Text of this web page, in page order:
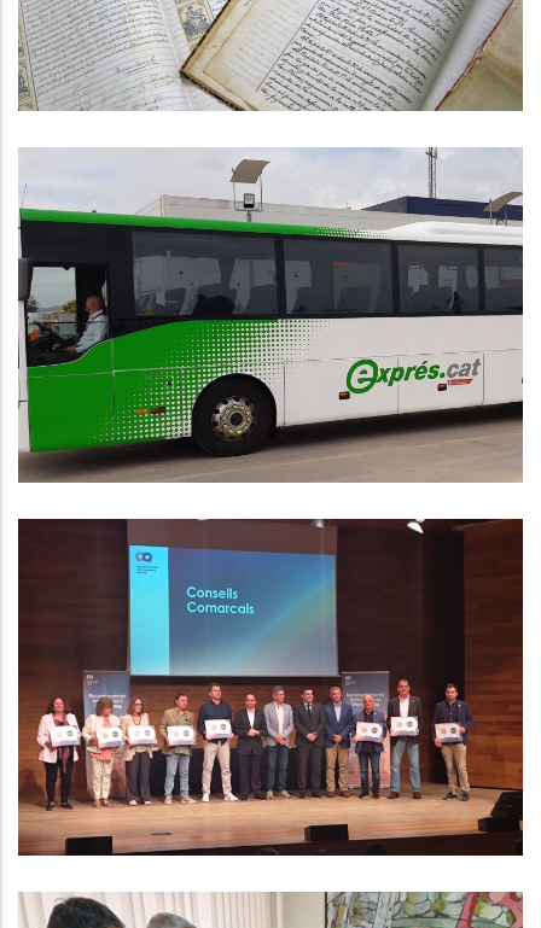
El Bus Exprés Entre El Vendrell,
Calafell I Cunit Amb Barcelona
Avança A Bon Ritme
Altres
P. econòmica
El Consell Comarcal Del Baix
Penedès Rep El Segon Premi Als
Reconeixements Administració
Oberta 2024 Per Segon Any
Consecutiu
Altres